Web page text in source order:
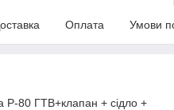
Оплата Умови
Р-80 ГТВ+клапан + сідло +